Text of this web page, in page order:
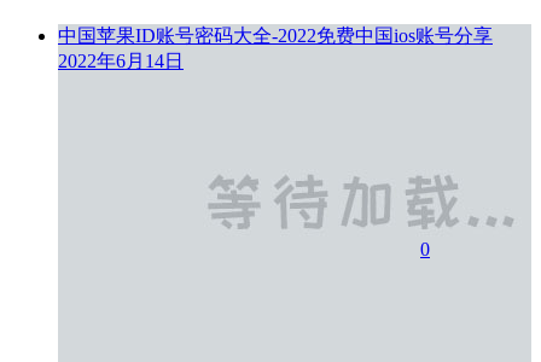
中国苹果ID账号密码大全-2022免费中国ios账号分享
2022年6月14日
0